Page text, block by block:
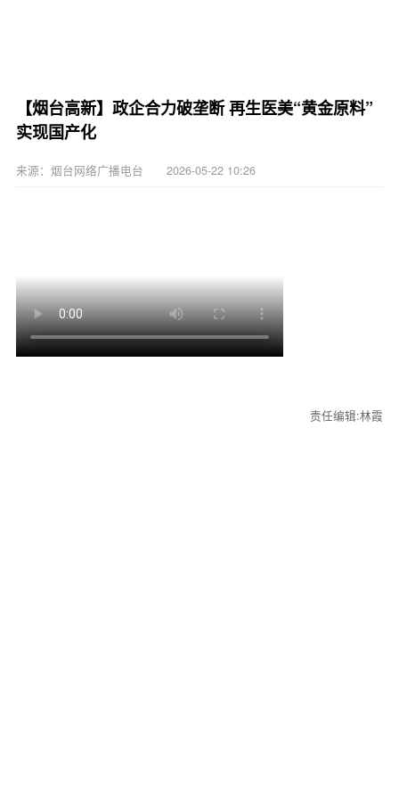
【烟台高新】政企合力破垄断 再生医美“黄金原料”
实现国产化
来源：烟台网络广播电台 2026-05-22 10:26
责任编辑:林霞